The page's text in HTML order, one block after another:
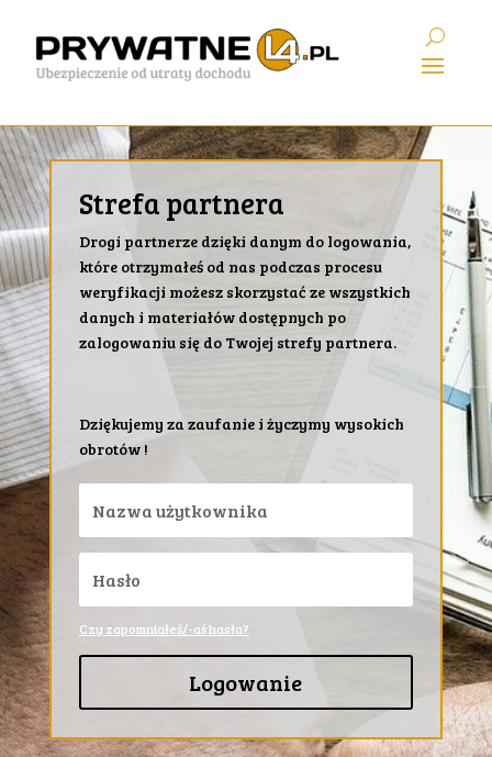
Strefa partnera
Drogi partnerze dzięki danym do logowania,
które otrzymałeś od nas podczas procesu
weryfikacji możesz skorzystać ze wszystkich
danych i materiałów dostępnych po
zalogowaniu się do Twojej strefy partnera.
Dziękujemy za zaufanie i życzymy wysokich
obrotów !
Czy zapomniałeś/-aś hasła?
Logowanie